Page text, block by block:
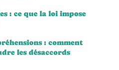
: ce que la loi impose
: comment
les désaccords